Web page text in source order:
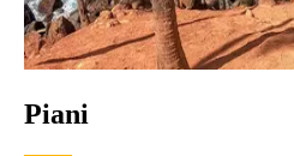
Piani